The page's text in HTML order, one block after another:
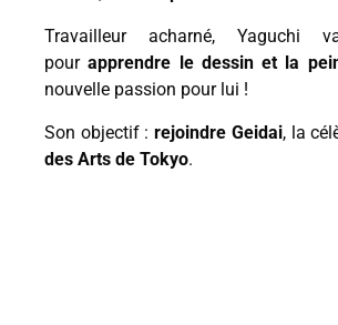
Travailleur acharné, Yaguchi
pourapprendre le dessin et la
nouvelle passion pour lui !
Son objectif :rejoindre Geidai, la
des Arts de Tokyo.